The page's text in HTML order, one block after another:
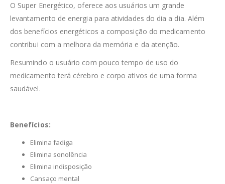
O Super Energético, oferece aos usuários um grande
levantamento de energia para atividades do dia a dia. Além
dos benefícios energéticos a composição do medicamento
contribui com a melhora da memória e da atenção.
Resumindo o usuário com pouco tempo de uso do
medicamento terá cérebro e corpo ativos de uma forma
saudável.
Benefícios:
Elimina fadiga
Elimina sonolência
Elimina indisposição
Cansaço mental